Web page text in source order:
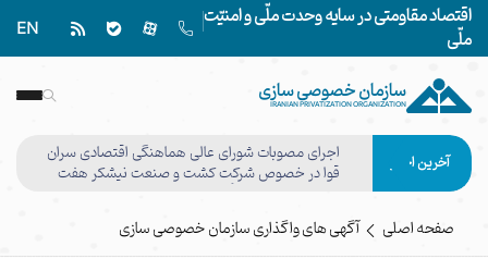
اقتصاد مقاومتی در سایه وحدت ملّی و امنیّت
ملّی
EN
سازمان خصوصی سازی
IRANIAN PRIVATIZATION ORGANIZATION
آخرین اخبار
اجرای مصوبات شورای عالی هماهنگی اقتصادی سران
قوا در خصوص شرکت کشت و صنعت نیشکر هفت
صفحه اصلی آگهی های واگذاری سازمان خصوصی سازی